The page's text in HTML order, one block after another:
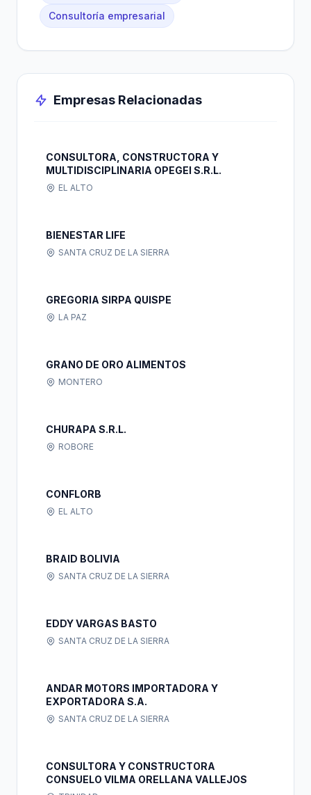
Consultoría empresarial
Empresas Relacionadas
CONSULTORA, CONSTRUCTORA Y
MULTIDISCIPLINARIA OPEGEI S.R.L.
EL ALTO
BIENESTAR LIFE
SANTA CRUZ DE LA SIERRA
GREGORIA SIRPA QUISPE
LA PAZ
GRANO DE ORO ALIMENTOS
MONTERO
CHURAPA S.R.L.
ROBORE
CONFLORB
EL ALTO
BRAID BOLIVIA
SANTA CRUZ DE LA SIERRA
EDDY VARGAS BASTO
SANTA CRUZ DE LA SIERRA
ANDAR MOTORS IMPORTADORA Y
EXPORTADORA S.A.
SANTA CRUZ DE LA SIERRA
CONSULTORA Y CONSTRUCTORA
CONSUELO VILMA ORELLANA VALLEJOS